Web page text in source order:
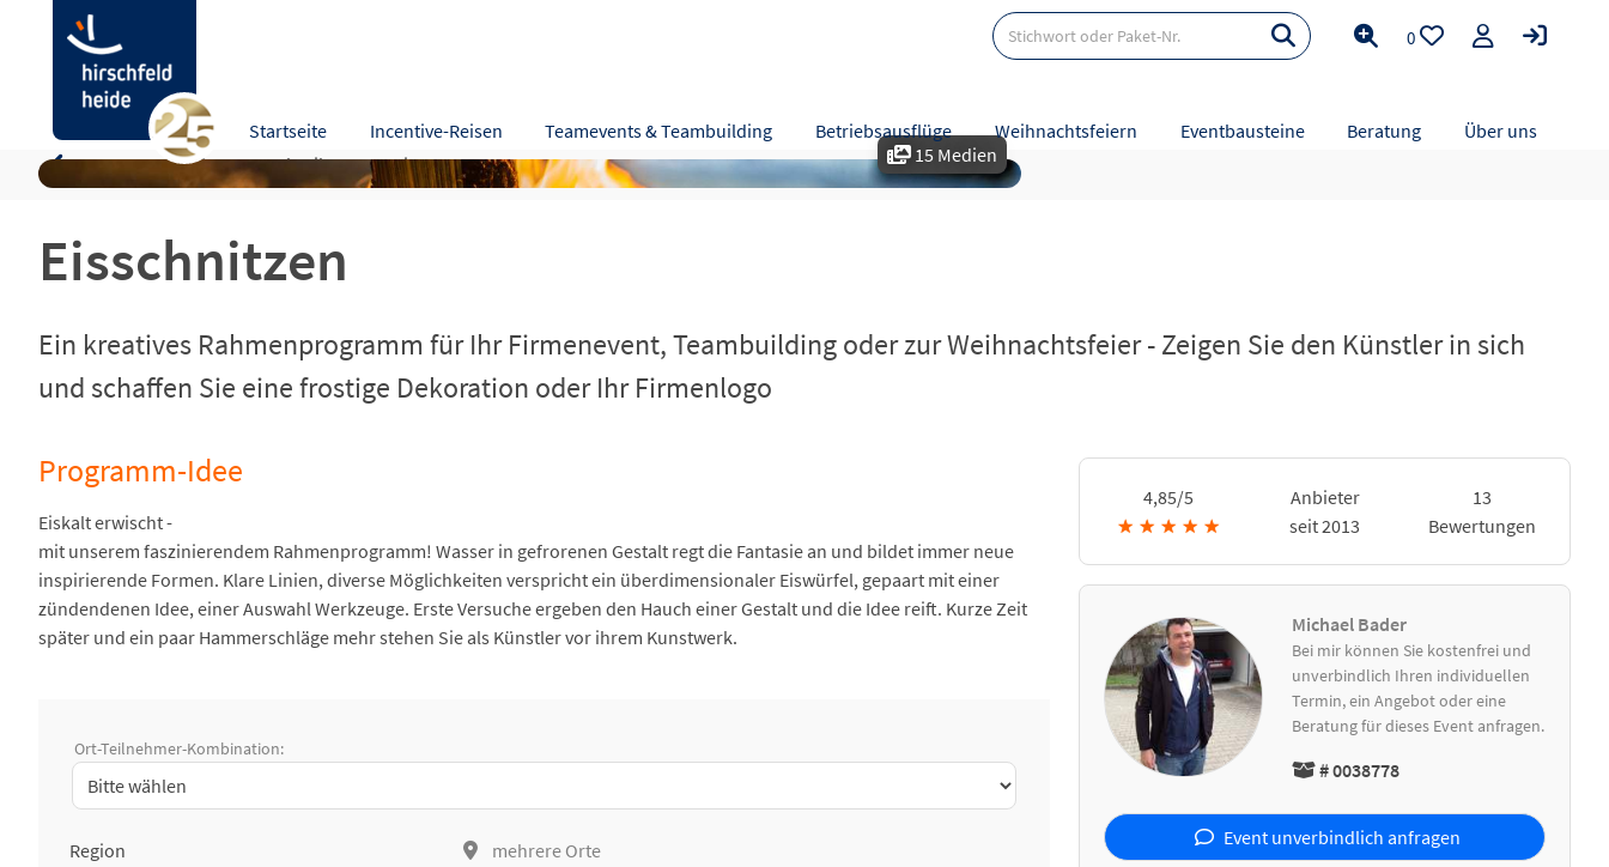
Startseite Incentive-Reisen Teamevents & Teambuilding Betriebsausflüge Weihnachtsfeiern Eventbausteine Beratung Über uns
0
15 Medien
Eisschnitzen
Ein kreatives Rahmenprogramm für Ihr Firmenevent, Teambuilding oder zur Weihnachtsfeier - Zeigen Sie den Künstler in sich
und schaffen Sie eine frostige Dekoration oder Ihr Firmenlogo
Eisschnitzen
Programm-Idee Beschreibung Leistungen Karte Bewertungen
Programm-Idee
Eiskalt erwischt -
mit unserem faszinierendem Rahmenprogramm! Wasser in gefrorenen Gestalt regt die Fantasie an und bildet immer neue
inspirierende Formen. Klare Linien, diverse Möglichkeiten verspricht ein überdimensionaler Eiswürfel, gepaart mit einer
zündendenen Idee, einer Auswahl Werkzeuge. Erste Versuche ergeben den Hauch einer Gestalt und die Idee reift. Kurze Zeit
später und ein paar Hammerschläge mehr stehen Sie als Künstler vor ihrem Kunstwerk.
Ort-Teilnehmer-Kombination:
Region
mehrere Orte
4,85/5
★ ★ ★ ★ ★
Anbieter
seit 2013
13
Bewertungen
Michael Bader
Bei mir können Sie kostenfrei und
unverbindlich Ihren individuellen
Termin, ein Angebot oder eine
Beratung für dieses Event anfragen.
# 0038778
Event unverbindlich anfragen